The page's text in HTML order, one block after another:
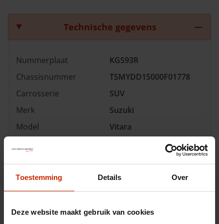
Toestemming Details Over
Deze website maakt gebruik van cookies
Technische gegevens
Nummerplaat
KGS93R
Chassisnummer
TSMYDD1S000F01778
Carrosserie
SUV
Merk
Suzuki
Model
Vitara
1.4 Boosterjet Smart
Hybrid Special Edition